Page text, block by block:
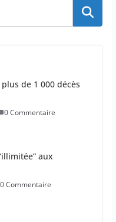
de 1 000 décès
0 Commentaire
aux
0 Commentaire